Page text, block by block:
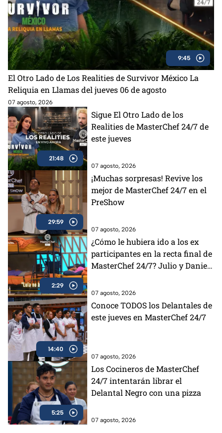
9:45
El Otro Lado de Los Realities de Survivor México La
Reliquia en Llamas del jueves 06 de agosto
07 agosto, 2026
21:48
Sigue El Otro Lado de los
Realities de MasterChef 24/7 de
este jueves
07 agosto, 2026
29:59
¡Muchas sorpresas! Revive los
mejor de MasterChef 24/7 en el
PreShow
07 agosto, 2026
2:29
¿Cómo le hubiera ido a los ex
participantes en la recta final de
MasterChef 24/7? Julio y Daniela
07 agosto, 2026
14:40
Conoce TODOS los Delantales de
este jueves en MasterChef 24/7
07 agosto, 2026
5:25
Los Cocineros de MasterChef
24/7 intentarán librar el
Delantal Negro con una pizza
07 agosto, 2026